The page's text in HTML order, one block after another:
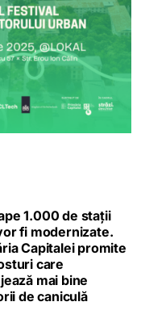
1.000 de stații
fi modernizate.
Capitalei promite
care
mai bine
de caniculă